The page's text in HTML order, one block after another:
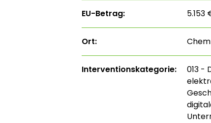
EU-Betrag: 5.153
Ort:
Interventions­kategorie:
013 -